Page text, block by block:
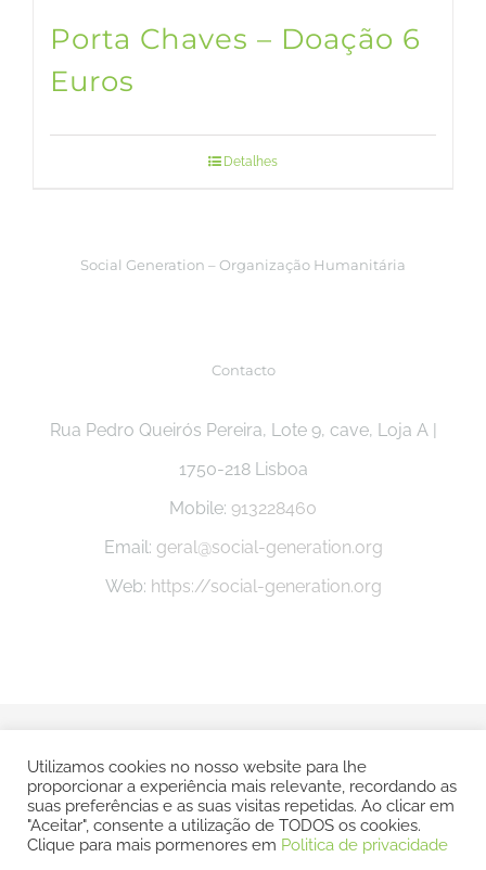
Porta Chaves – Doação 6
Euros
Detalhes
Social Generation – Organização Humanitária
Contacto
Rua Pedro Queirós Pereira, Lote 9, cave, Loja A |
1750-218 Lisboa
Mobile: 913228460
Email: geral@social-generation.org
Web: https://social-generation.org
| Todos os direitos reservados | POWERED BYSMSP
Utilizamos cookies no nosso website para lhe
proporcionar a experiência mais relevante, recordando as
suas preferências e as suas visitas repetidas. Ao clicar em
"Aceitar", consente a utilização de TODOS os cookies.
Clique para mais pormenores em Politica de privacidade